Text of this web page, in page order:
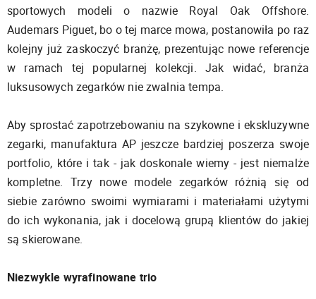
sportowych modeli o nazwie Royal Oak Offshore.
Audemars Piguet, bo o tej marce mowa, postanowiła po raz
kolejny już zaskoczyć branżę, prezentując nowe referencje
w ramach tej popularnej kolekcji. Jak widać, branża
luksusowych zegarków nie zwalnia tempa.
Aby sprostać zapotrzebowaniu na szykowne i ekskluzywne
zegarki, manufaktura AP jeszcze bardziej poszerza swoje
portfolio, które i tak - jak doskonale wiemy - jest niemalże
kompletne. Trzy nowe modele zegarków różnią się od
siebie zarówno swoimi wymiarami i materiałami użytymi
do ich wykonania, jak i docelową grupą klientów do jakiej
są skierowane.
Niezwykle wyrafinowane trio